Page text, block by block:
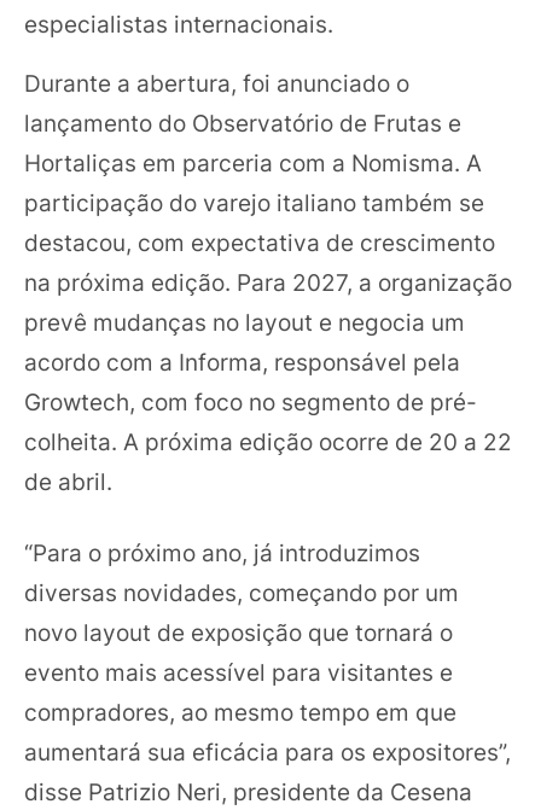
especialistas internacionais.
Durante a abertura, foi anunciado o
lançamento do Observatório de Frutas e
Hortaliças em parceria com a Nomisma. A
participação do varejo italiano também se
destacou, com expectativa de crescimento
na próxima edição. Para 2027, a organização
prevê mudanças no layout e negocia um
acordo com a Informa, responsável pela
Growtech, com foco no segmento de pré-
colheita. A próxima edição ocorre de 20 a 22
de abril.
“Para o próximo ano, já introduzimos
diversas novidades, começando por um
novo layout de exposição que tornará o
evento mais acessível para visitantes e
compradores, ao mesmo tempo em que
aumentará sua eficácia para os expositores”,
disse Patrizio Neri, presidente da Cesena